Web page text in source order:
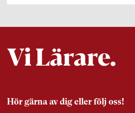
Hör gärna av dig eller följ oss!